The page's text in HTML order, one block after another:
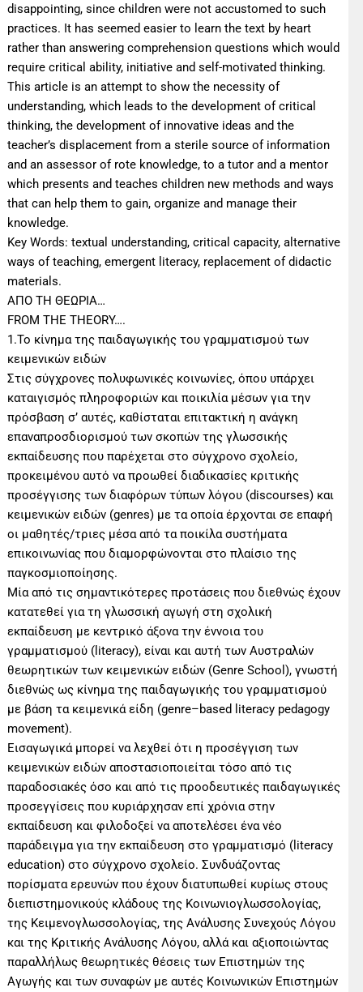
disappointing, since children were not accustomed to such
practices. It has seemed easier to learn the text by heart
rather than answering comprehension questions which would
require critical ability, initiative and self-motivated thinking.
This article is an attempt to show the necessity of
understanding, which leads to the development of critical
thinking, the development of innovative ideas and the
teacher’s displacement from a sterile source of information
and an assessor of rote knowledge, to a tutor and a mentor
which presents and teaches children new methods and ways
that can help them to gain, organize and manage their
knowledge.
Key Words: textual understanding, critical capacity, alternative
ways of teaching, emergent literacy, replacement of didactic
materials.
ΑΠΟ ΤΗ ΘΕΩΡΙΑ…
FROM THE THEORY….
1.Το κίνημα της παιδαγωγικής του γραμματισμού των
κειμενικών ειδών
Στις σύγχρονες πολυφωνικές κοινωνίες, όπου υπάρχει
καταιγισμός πληροφοριών και ποικιλία μέσων για την
πρόσβαση σ’ αυτές, καθίσταται επιτακτική η ανάγκη
επαναπροσδιορισμού των σκοπών της γλωσσικής
εκπαίδευσης που παρέχεται στο σύγχρονο σχολείο,
προκειμένου αυτό να προωθεί διαδικασίες κριτικής
προσέγγισης των διαφόρων τύπων λόγου (discourses) και
κειμενικών ειδών (genres) με τα οποία έρχονται σε επαφή
οι μαθητές/τριες μέσα από τα ποικίλα συστήματα
επικοινωνίας που διαμορφώνονται στο πλαίσιο της
παγκοσμιοποίησης.
Μία από τις σημαντικότερες προτάσεις που διεθνώς έχουν
κατατεθεί για τη γλωσσική αγωγή στη σχολική
εκπαίδευση με κεντρικό άξονα την έννοια του
γραμματισμού (literacy), είναι και αυτή των Αυστραλών
θεωρητικών των κειμενικών ειδών (Genre School), γνωστή
διεθνώς ως κίνημα της παιδαγωγικής του γραμματισμού
με βάση τα κειμενικά είδη (genre–based literacy pedagogy
movement).
Εισαγωγικά μπορεί να λεχθεί ότι η προσέγγιση των
κειμενικών ειδών αποστασιοποιείται τόσο από τις
παραδοσιακές όσο και από τις προοδευτικές παιδαγωγικές
προσεγγίσεις που κυριάρχησαν επί χρόνια στην
εκπαίδευση και φιλοδοξεί να αποτελέσει ένα νέο
παράδειγμα για την εκπαίδευση στο γραμματισμό (literacy
education) στο σύγχρονο σχολείο. Συνδυάζοντας
πορίσματα ερευνών που έχουν διατυπωθεί κυρίως στους
διεπιστημονικούς κλάδους της Κοινωνιογλωσσολογίας,
της Κειμενογλωσσολογίας, της Ανάλυσης Συνεχούς Λόγου
και της Κριτικής Ανάλυσης Λόγου, αλλά και αξιοποιώντας
παραλλήλως θεωρητικές θέσεις των Επιστημών της
Αγωγής και των συναφών με αυτές Κοινωνικών Επιστημών